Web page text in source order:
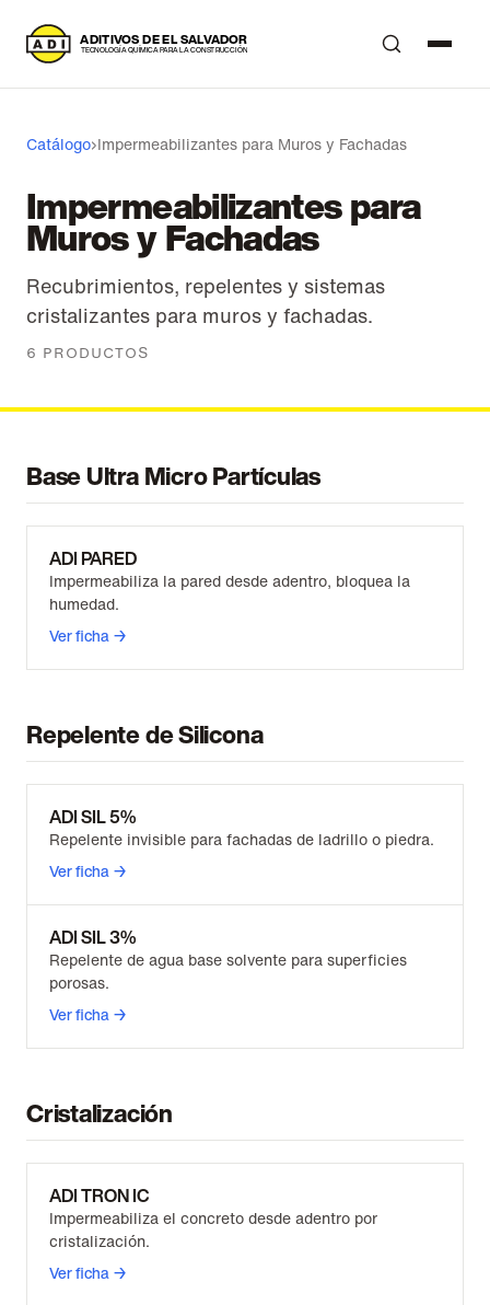
A DITIVOS DE EL SALVADOR
T ECNOLOGÍA QUÍMICA PARA LA CONSTRUCCIÓN
Catálogo›Impermeabilizantes para Muros y Fachadas
Impermeabilizantes para
Muros y Fachadas
Recubrimientos, repelentes y sistemas
cristalizantes para muros y fachadas.
6 PRODUCTOS
Base Ultra Micro Partículas
ADI PARED
Impermeabiliza la pared desde adentro, bloquea la
humedad.
Ver ficha →
Repelente de Silicona
ADI SIL 5%
Repelente invisible para fachadas de ladrillo o piedra.
Ver ficha →
ADI SIL 3%
Repelente de agua base solvente para superficies
porosas.
Ver ficha →
Cristalización
ADI TRON IC
Impermeabiliza el concreto desde adentro por
cristalización.
Ver ficha →